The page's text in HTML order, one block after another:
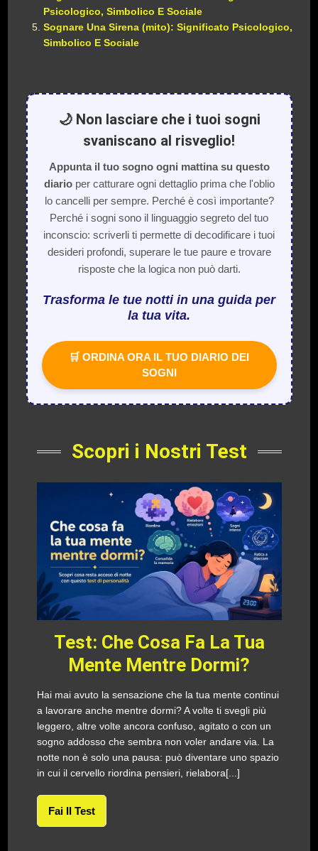
Psicologico, Simbolico E Sociale
Sognare Una Sirena (mito): Significato Psicologico,
Simbolico E Sociale
🌙 Non lasciare che i tuoi sogni
svaniscano al risveglio!
Appunta il tuo sogno ogni mattina su questo
diarioper catturare ogni dettaglio prima che l'oblio
lo cancelli per sempre. Perché è così importante?
Perché i sogni sono il linguaggio segreto del tuo
inconscio: scriverli ti permette di decodificare i tuoi
desideri profondi, superare le tue paure e trovare
risposte che la logica non può darti.
Trasforma le tue notti in una guida per
la tua vita.
🛒 ORDINA ORA IL TUO DIARIO DEI
SOGNI
Scopri i Nostri Test
Test: Che Cosa Fa La Tua
Mente Mentre Dormi?
Hai mai avuto la sensazione che la tua mente continui
a lavorare anche mentre dormi? A volte ti svegli più
leggero, altre volte ancora confuso, agitato o con un
sogno addosso che sembra non voler andare via. La
notte non è solo una pausa: può diventare uno spazio
in cui il cervello riordina pensieri, rielabora[...]
Fai Il Test